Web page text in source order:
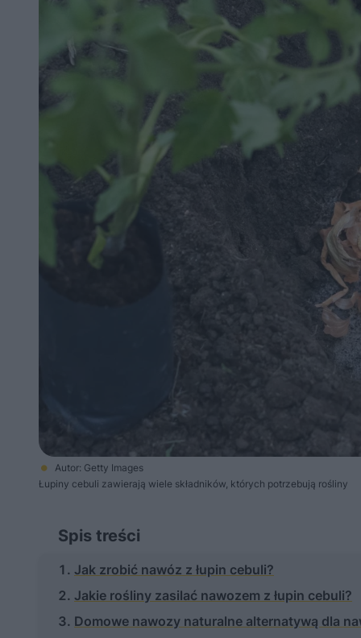
Autor: Getty Images
Łupiny cebuli zawierają wiele składników, których potrzebują rośliny
Spis treści
Jak zrobić nawóz z łupin cebuli?
Jakie rośliny zasilać nawozem z łupin cebuli?
Domowe nawozy naturalne alternatywą dla